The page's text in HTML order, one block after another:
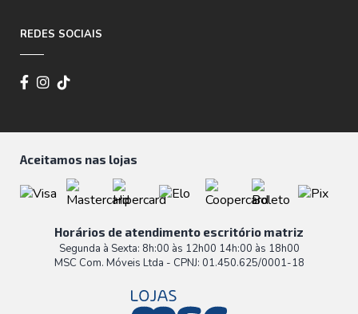
REDES SOCIAIS
Aceitamos nas lojas
Horários de atendimento escritório matriz
Segunda à Sexta: 8h:00 às 12h00 14h:00 às 18h00
MSC Com. Móveis Ltda - CPNJ: 01.450.625/0001-18